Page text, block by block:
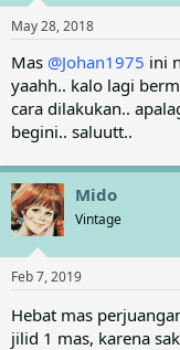
n
s
May 28, 2018
Mas @Johan1975 ini
yaahh.. kalo lagi
cara dilakukan..
begini.. saluutt..
Mido
Vintage
Feb 7, 2019
Hebat mas
jilid 1 mas, karena